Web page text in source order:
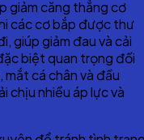
giảm căng thẳng cơ
các cơ bắp được thư
giúp giảm đau và cải
biệt quan trọng đối
mắt cá chân và đầu
chịu nhiều áp lực và